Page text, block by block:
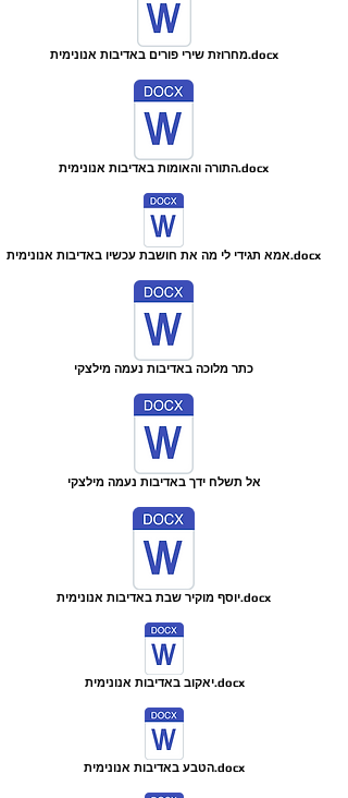
מחרוזת שירי פורים באדיבות אנונימית.docx
התורה והאומות באדיבות אנונימית.docx
אמא תגידי לי מה את חושבת עכשיו באדיבות אנונימית.docx
כתר מלוכה באדיבות נעמה מילצקי
אל תשלח ידך באדיבות נעמה מילצקי
יוסף מוקיר שבת באדיבות אנונימית.docx
יאקוב באדיבות אנונימית.docx
הטבע באדיבות אנונימית.docx